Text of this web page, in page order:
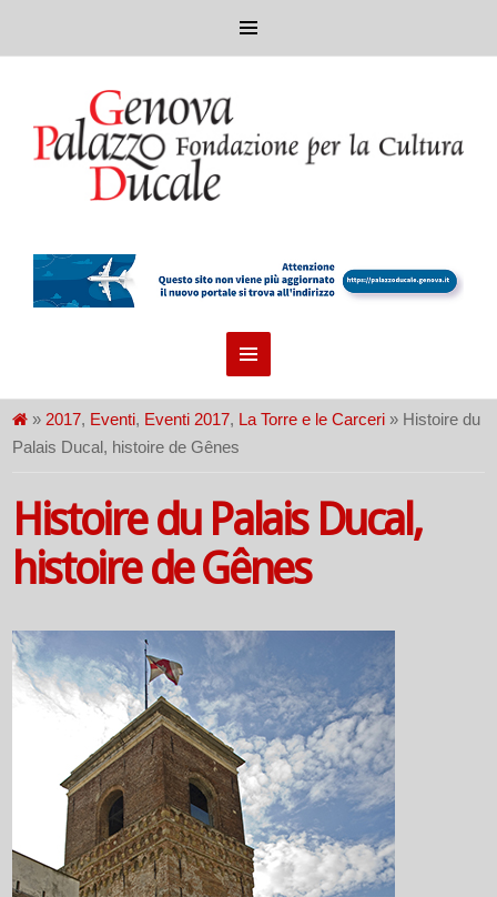
» 2017, Eventi, Eventi 2017, La Torre e le Carceri » Histoire du
Palais Ducal, histoire de Gênes
Histoire du Palais Ducal,
histoire de Gênes